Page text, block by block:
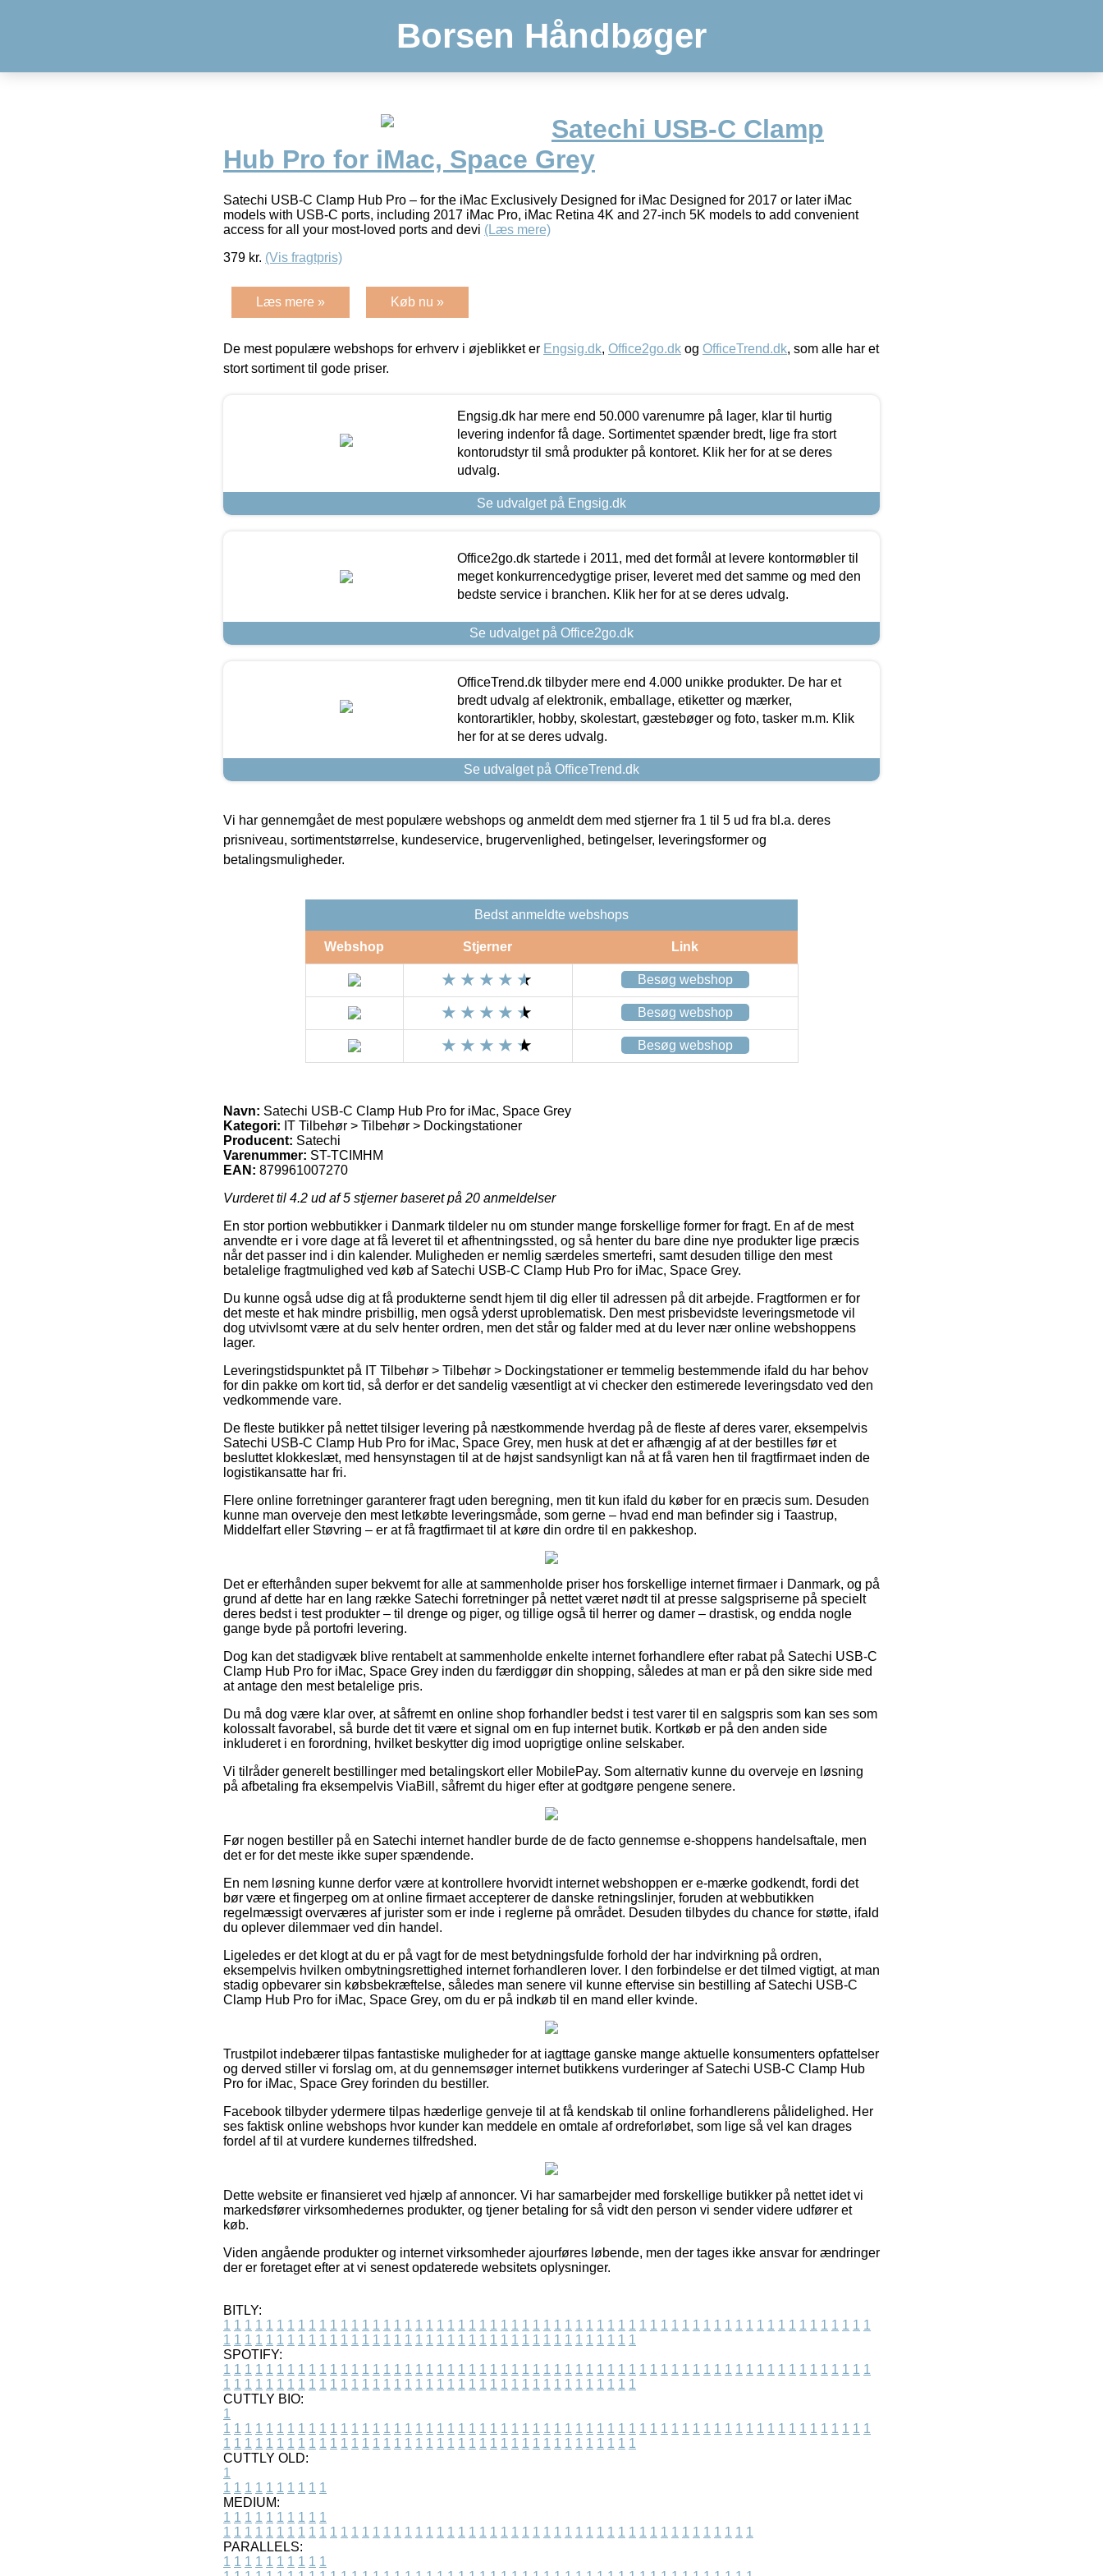
Borsen Håndbøger
Satechi USB-C Clamp
Hub Pro for iMac, Space Grey
Satechi USB-C Clamp Hub Pro – for the iMac Exclusively Designed for iMac Designed for 2017 or later iMac
models with USB-C ports, including 2017 iMac Pro, iMac Retina 4K and 27-inch 5K models to add convenient
access for all your most-loved ports and devi (Læs mere)
379 kr. (Vis fragtpris)
Læs mere » Køb nu »
De mest populære webshops for erhverv i øjeblikket er Engsig.dk, Office2go.dk og OfficeTrend.dk, som alle har et
stort sortiment til gode priser.
Engsig.dk har mere end 50.000 varenumre på lager, klar til hurtig
levering indenfor få dage. Sortimentet spænder bredt, lige fra stort
kontorudstyr til små produkter på kontoret. Klik her for at se deres
udvalg.
Se udvalget på Engsig.dk
Office2go.dk startede i 2011, med det formål at levere kontormøbler til
meget konkurrencedygtige priser, leveret med det samme og med den
bedste service i branchen. Klik her for at se deres udvalg.
Se udvalget på Office2go.dk
OfficeTrend.dk tilbyder mere end 4.000 unikke produkter. De har et
bredt udvalg af elektronik, emballage, etiketter og mærker,
kontorartikler, hobby, skolestart, gæstebøger og foto, tasker m.m. Klik
her for at se deres udvalg.
Se udvalget på OfficeTrend.dk
Vi har gennemgået de mest populære webshops og anmeldt dem med stjerner fra 1 til 5 ud fra bl.a. deres
prisniveau, sortimentstørrelse, kundeservice, brugervenlighed, betingelser, leveringsformer og
betalingsmuligheder.
Bedst anmeldte webshops
Webshop Stjerner Link
Besøg webshop
Besøg webshop
Besøg webshop
Navn: Satechi USB-C Clamp Hub Pro for iMac, Space Grey
Kategori: IT Tilbehør > Tilbehør > Dockingstationer
Producent: Satechi
Varenummer: ST-TCIMHM
EAN: 879961007270
Vurderet til 4.2 ud af 5 stjerner baseret på 20 anmeldelser
En stor portion webbutikker i Danmark tildeler nu om stunder mange forskellige former for fragt. En af de mest
anvendte er i vore dage at få leveret til et afhentningssted, og så henter du bare dine nye produkter lige præcis
når det passer ind i din kalender. Muligheden er nemlig særdeles smertefri, samt desuden tillige den mest
betalelige fragtmulighed ved køb af Satechi USB-C Clamp Hub Pro for iMac, Space Grey.
Du kunne også udse dig at få produkterne sendt hjem til dig eller til adressen på dit arbejde. Fragtformen er for
det meste et hak mindre prisbillig, men også yderst uproblematisk. Den mest prisbevidste leveringsmetode vil
dog utvivlsomt være at du selv henter ordren, men det står og falder med at du lever nær online webshoppens
lager.
Leveringstidspunktet på IT Tilbehør > Tilbehør > Dockingstationer er temmelig bestemmende ifald du har behov
for din pakke om kort tid, så derfor er det sandelig væsentligt at vi checker den estimerede leveringsdato ved den
vedkommende vare.
De fleste butikker på nettet tilsiger levering på næstkommende hverdag på de fleste af deres varer, eksempelvis
Satechi USB-C Clamp Hub Pro for iMac, Space Grey, men husk at det er afhængig af at der bestilles før et
besluttet klokkeslæt, med hensynstagen til at de højst sandsynligt kan nå at få varen hen til fragtfirmaet inden de
logistikansatte har fri.
Flere online forretninger garanterer fragt uden beregning, men tit kun ifald du køber for en præcis sum. Desuden
kunne man overveje den mest letkøbte leveringsmåde, som gerne – hvad end man befinder sig i Taastrup,
Middelfart eller Støvring – er at få fragtfirmaet til at køre din ordre til en pakkeshop.
Det er efterhånden super bekvemt for alle at sammenholde priser hos forskellige internet firmaer i Danmark, og på
grund af dette har en lang række Satechi forretninger på nettet været nødt til at presse salgspriserne på specielt
deres bedst i test produkter – til drenge og piger, og tillige også til herrer og damer – drastisk, og endda nogle
gange byde på portofri levering.
Dog kan det stadigvæk blive rentabelt at sammenholde enkelte internet forhandlere efter rabat på Satechi USB-C
Clamp Hub Pro for iMac, Space Grey inden du færdiggør din shopping, således at man er på den sikre side med
at antage den mest betalelige pris.
Du må dog være klar over, at såfremt en online shop forhandler bedst i test varer til en salgspris som kan ses som
kolossalt favorabel, så burde det tit være et signal om en fup internet butik. Kortkøb er på den anden side
inkluderet i en forordning, hvilket beskytter dig imod uoprigtige online selskaber.
Vi tilråder generelt bestillinger med betalingskort eller MobilePay. Som alternativ kunne du overveje en løsning
på afbetaling fra eksempelvis ViaBill, såfremt du higer efter at godtgøre pengene senere.
Før nogen bestiller på en Satechi internet handler burde de de facto gennemse e-shoppens handelsaftale, men
det er for det meste ikke super spændende.
En nem løsning kunne derfor være at kontrollere hvorvidt internet webshoppen er e-mærke godkendt, fordi det
bør være et fingerpeg om at online firmaet accepterer de danske retningslinjer, foruden at webbutikken
regelmæssigt overværes af jurister som er inde i reglerne på området. Desuden tilbydes du chance for støtte, ifald
du oplever dilemmaer ved din handel.
Ligeledes er det klogt at du er på vagt for de mest betydningsfulde forhold der har indvirkning på ordren,
eksempelvis hvilken ombytningsrettighed internet forhandleren lover. I den forbindelse er det tilmed vigtigt, at man
stadig opbevarer sin købsbekræftelse, således man senere vil kunne eftervise sin bestilling af Satechi USB-C
Clamp Hub Pro for iMac, Space Grey, om du er på indkøb til en mand eller kvinde.
Trustpilot indebærer tilpas fantastiske muligheder for at iagttage ganske mange aktuelle konsumenters opfattelser
og derved stiller vi forslag om, at du gennemsøger internet butikkens vurderinger af Satechi USB-C Clamp Hub
Pro for iMac, Space Grey forinden du bestiller.
Facebook tilbyder ydermere tilpas hæderlige genveje til at få kendskab til online forhandlerens pålidelighed. Her
ses faktisk online webshops hvor kunder kan meddele en omtale af ordreforløbet, som lige så vel kan drages
fordel af til at vurdere kundernes tilfredshed.
Dette website er finansieret ved hjælp af annoncer. Vi har samarbejder med forskellige butikker på nettet idet vi
markedsfører virksomhedernes produkter, og tjener betaling for så vidt den person vi sender videre udfører et
køb.
Viden angående produkter og internet virksomheder ajourføres løbende, men der tages ikke ansvar for ændringer
der er foretaget efter at vi senest opdaterede websitets oplysninger.
BITLY:
1 1 1 1 1 1 1 1 1 1 1 1 1 1 1 1 1 1 1 1 1 1 1 1 1 1 1 1 1 1 1 1 1 1 1 1 1 1 1 1 1 1 1 1 1 1 1 1 1 1 1 1 1 1 1 1 1 1 1 1 1
1 1 1 1 1 1 1 1 1 1 1 1 1 1 1 1 1 1 1 1 1 1 1 1 1 1 1 1 1 1 1 1 1 1 1 1 1 1 1
SPOTIFY:
1 1 1 1 1 1 1 1 1 1 1 1 1 1 1 1 1 1 1 1 1 1 1 1 1 1 1 1 1 1 1 1 1 1 1 1 1 1 1 1 1 1 1 1 1 1 1 1 1 1 1 1 1 1 1 1 1 1 1 1 1
1 1 1 1 1 1 1 1 1 1 1 1 1 1 1 1 1 1 1 1 1 1 1 1 1 1 1 1 1 1 1 1 1 1 1 1 1 1 1
CUTTLY BIO:
1
1 1 1 1 1 1 1 1 1 1 1 1 1 1 1 1 1 1 1 1 1 1 1 1 1 1 1 1 1 1 1 1 1 1 1 1 1 1 1 1 1 1 1 1 1 1 1 1 1 1 1 1 1 1 1 1 1 1 1 1 1
1 1 1 1 1 1 1 1 1 1 1 1 1 1 1 1 1 1 1 1 1 1 1 1 1 1 1 1 1 1 1 1 1 1 1 1 1 1 1
CUTTLY OLD:
1
1 1 1 1 1 1 1 1 1 1
MEDIUM:
1 1 1 1 1 1 1 1 1 1
1 1 1 1 1 1 1 1 1 1 1 1 1 1 1 1 1 1 1 1 1 1 1 1 1 1 1 1 1 1 1 1 1 1 1 1 1 1 1 1 1 1 1 1 1 1 1 1 1 1
PARALLELS:
1 1 1 1 1 1 1 1 1 1